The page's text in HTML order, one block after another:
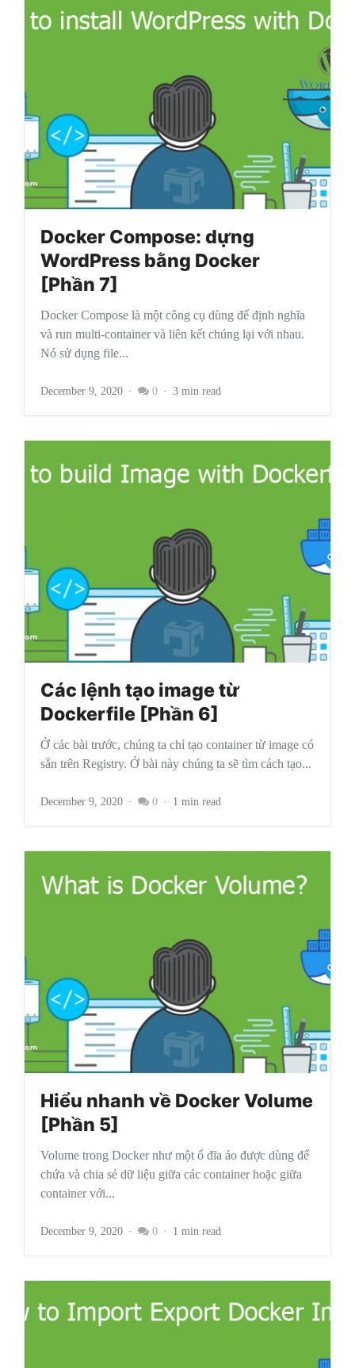
Docker Compose: dựng
WordPress bằng Docker
[Phần 7]
Docker Compose là một công cụ dùng để định nghĩa
và run multi-container và liên kết chúng lại với nhau.
Nó sử dụng file...
December 9, 2020 0 3 min read
Các lệnh tạo image từ
Dockerfile [Phần 6]
Ở các bài trước, chúng ta chỉ tạo container từ image có
sẵn trên Registry. Ở bài này chúng ta sẽ tìm cách tạo...
December 9, 2020 0 1 min read
Hiểu nhanh về Docker Volume
[Phần 5]
Volume trong Docker như một ổ đĩa ảo được dùng để
chứa và chia sẻ dữ liệu giữa các container hoặc giữa
container với...
December 9, 2020 0 1 min read